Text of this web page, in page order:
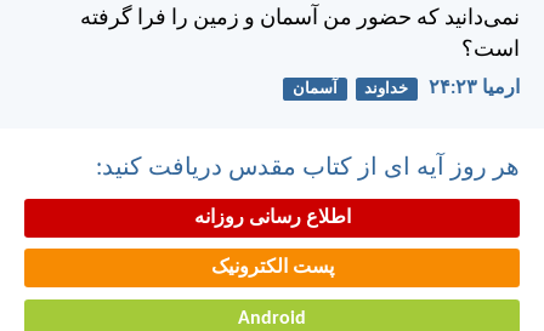
نمی‌دانيد كه حضور من آسمان و زمين را فرا گرفته
است؟
ارميا ۲۳:‏۲۴ خداوند آسمان
هر روز آیه ای از کتاب مقدس دریافت کنید:
اطلاع رسانی روزانه
پست الکترونیک
Android